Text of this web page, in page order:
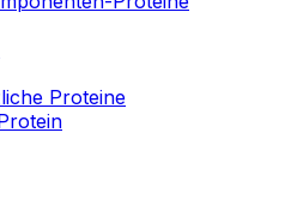
Proteine